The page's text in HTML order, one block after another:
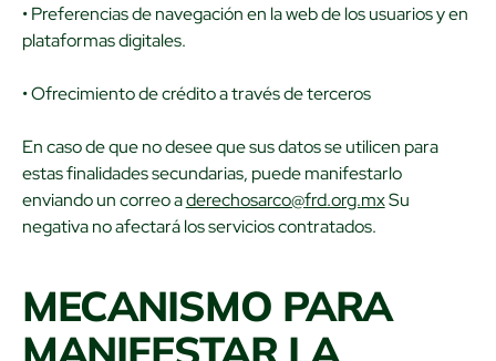
• Preferencias de navegación en la web de los usuarios y en
plataformas digitales.
• Ofrecimiento de crédito a través de terceros
En caso de que no desee que sus datos se utilicen para
estas finalidades secundarias, puede manifestarlo
enviando un correo aderechosarco@frd.org.mxSu
negativa no afectará los servicios contratados.
MECANISMO PARA
MANIFESTAR LA